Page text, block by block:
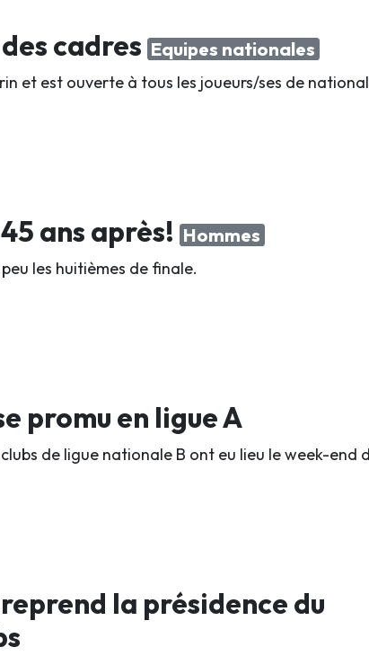
cadres Equipes nationales
et est ouverte à tous les joueurs/ses de
ans après! Hommes
les huitièmes de finale.
promu en ligue A
de ligue nationale B ont eu lieu le week-end
la présidence du